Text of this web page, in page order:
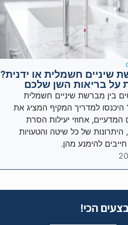
שיניים חשמלית או ידנית?
על בריאות השן שלכם
בין מברשת שיניים חשמלית
היכנסו למדריך המקיף המציג את
המדעיים, אחוזי יעילות הסרת
של כל שיטה והטעויות
להימנע מהן.
הכי!